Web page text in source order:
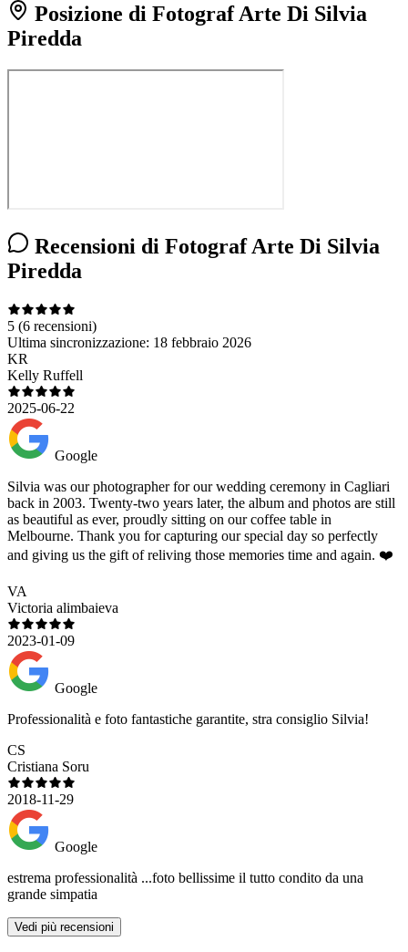
Posizione di Fotograf Arte Di Silvia
Piredda
Recensioni di Fotograf Arte Di Silvia
Piredda
5 (6 recensioni)
Ultima sincronizzazione: 18 febbraio 2026
KR
Kelly Ruffell
2025-06-22
Google
Silvia was our photographer for our wedding ceremony in Cagliari
back in 2003. Twenty-two years later, the album and photos are still
as beautiful as ever, proudly sitting on our coffee table in
Melbourne. Thank you for capturing our special day so perfectly
and giving us the gift of reliving those memories time and again. ❤️
VA
Victoria alimbaieva
2023-01-09
Google
Professionalità e foto fantastiche garantite, stra consiglio Silvia!
CS
Cristiana Soru
2018-11-29
Google
estrema professionalità ...foto bellissime il tutto condito da una
grande simpatia
Vedi più recensioni